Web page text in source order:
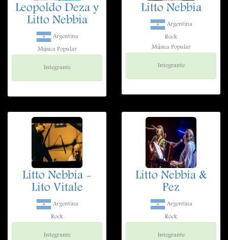
Leopoldo Deza y
Litto Nebbia
Argentina
Música Popular
Integrante
Litto Nebbia
Argentina
Rock
Música Popular
Integrante
Litto Nebbia -
Lito Vitale
Argentina
Rock
Integrante
Litto Nebbia &
Pez
Argentina
Rock
Integrante